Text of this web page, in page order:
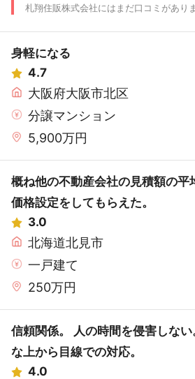
札翔住販株式会社にはまだ口コミがあり
身軽になる
4.7
大阪府大阪市北区
分譲マンション
5,900万円
概ね他の不動産会社の見積額の平
価格設定をしてもらえた。
3.0
北海道北見市
一戸建て
250万円
信頼関係。 人の時間を侵害しな
な上から目線での対応。
4.0